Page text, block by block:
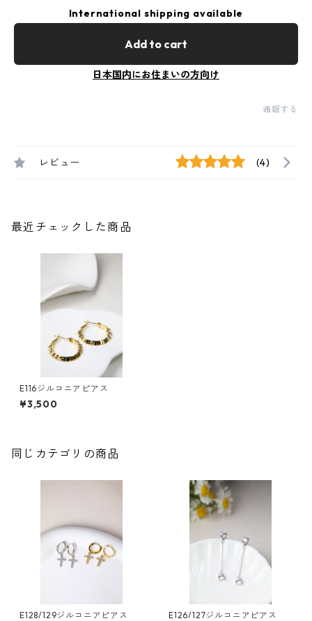
International shipping available
Add to cart
日本国内にお住まいの方向け
通報する
レビュー (4)
最近チェックした商品
E116ジルコニアピアス
¥3,500
同じカテゴリの商品
E128/129ジルコニアピアス E126/127ジルコニアピアス